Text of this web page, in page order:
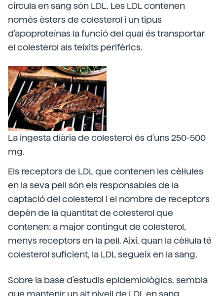
circula en sang són LDL. Les LDL contenen
només èsters de colesterol i un tipus
d'apoproteínas la funció del qual és transportar
el colesterol als teixits perifèrics.
La ingesta diària de colesterol és d'uns 250-500
mg.
Els receptors de LDL que contenen les cèl·lules
en la seva pell són els responsables de la
captació del colesterol i el nombre de receptors
depèn de la quantitat de colesterol que
contenen: a major contingut de colesterol,
menys receptors en la pell. Així, quan la cèl·lula té
colesterol suficient, la LDL segueix en la sang.
Sobre la base d'estudis epidemiològics, sembla
que mantenir un alt nivell de LDL en sang